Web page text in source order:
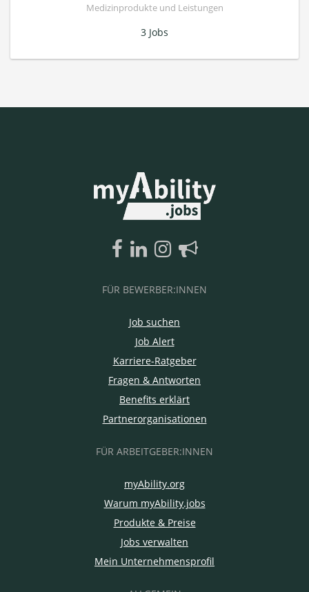
Medizinprodukte und Leistungen
3 Jobs
FÜR BEWERBER:INNEN
Job suchen
Job Alert
Karriere-Ratgeber
Fragen & Antworten
Benefits erklärt
Partnerorganisationen
FÜR ARBEITGEBER:INNEN
myAbility.org
Warum myAbility.jobs
Produkte & Preise
Jobs verwalten
Mein Unternehmensprofil